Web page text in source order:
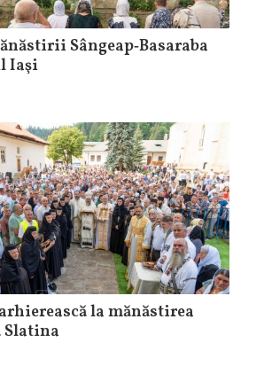
Sângeap‑Basaraba
Iaşi
la mănăstirea
Slatina